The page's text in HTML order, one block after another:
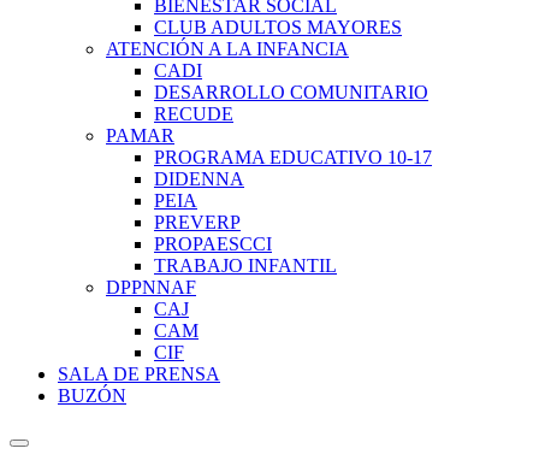
BIENESTAR SOCIAL
CLUB ADULTOS MAYORES
ATENCIÓN A LA INFANCIA
CADI
DESARROLLO COMUNITARIO
RECUDE
PAMAR
PROGRAMA EDUCATIVO 10-17
DIDENNA
PEIA
PREVERP
PROPAESCCI
TRABAJO INFANTIL
DPPNNAF
CAJ
CAM
CIF
SALA DE PRENSA
BUZÓN